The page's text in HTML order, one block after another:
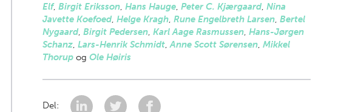
Elf, Birgit Eriksson, Hans Hauge, Peter C. Kjærgaard, Nina
Javette Koefoed, Helge Kragh, Rune Engelbreth Larsen, Bertel
Nygaard, Birgit Pedersen, Karl Aage Rasmussen, Hans-Jørgen
Schanz, Lars-Henrik Schmidt,Anne Scott Sørensen, Mikkel
Thorupog Ole Høiris
Del: